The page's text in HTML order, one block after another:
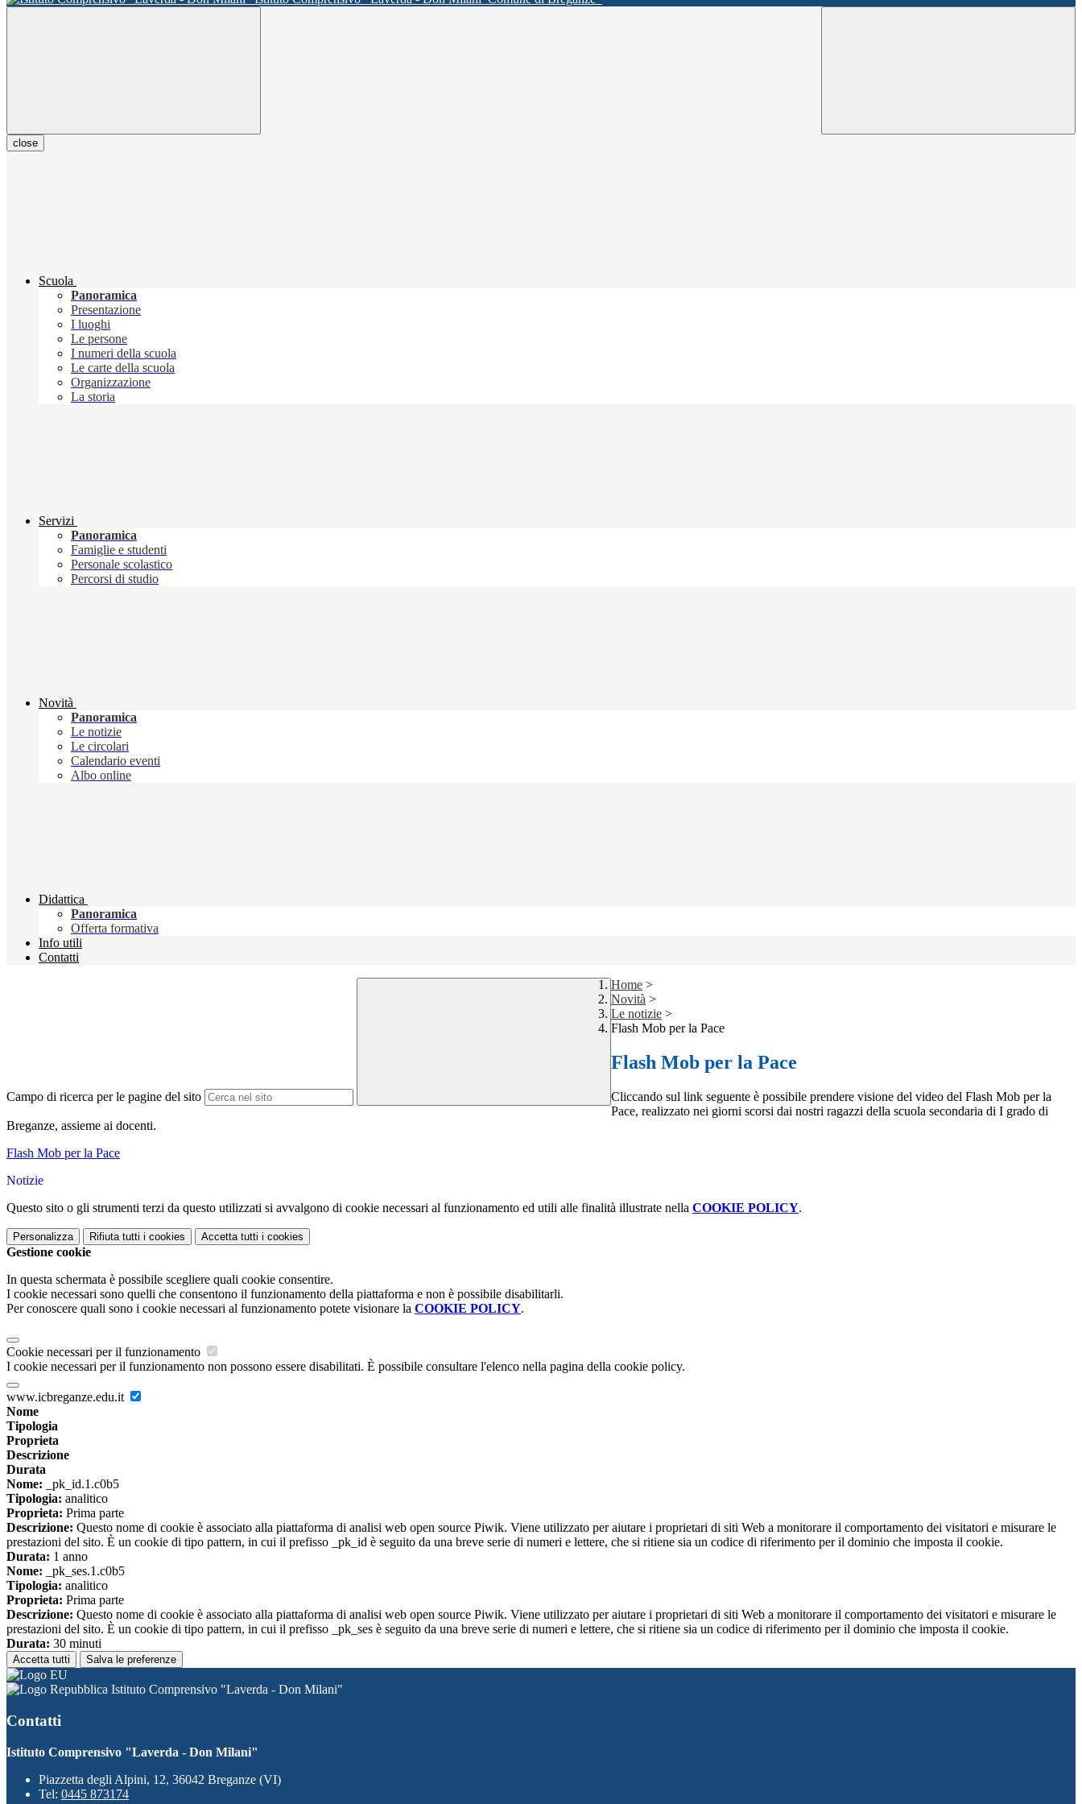
close
Scuola
Panoramica
Presentazione
I luoghi
Le persone
I numeri della scuola
Le carte della scuola
Organizzazione
La storia
Servizi
Panoramica
Famiglie e studenti
Personale scolastico
Percorsi di studio
Novità
Panoramica
Le notizie
Le circolari
Calendario eventi
Albo online
Didattica
Panoramica
Offerta formativa
Info utili
Contatti
Campo di ricerca per le pagine del sito
Home >
Novità >
Le notizie >
Flash Mob per la Pace
Flash Mob per la Pace
Cliccando sul link seguente è possibile prendere visione del video del Flash Mob per la
Pace, realizzato nei giorni scorsi dai nostri ragazzi della scuola secondaria di I grado di
Breganze, assieme ai docenti.
Flash Mob per la Pace
Notizie
Questo sito o gli strumenti terzi da questo utilizzati si avvalgono di cookie necessari al funzionamento ed utili alle finalità illustrate nella COOKIE POLICY.
Personalizza Rifiuta tutti i cookies Accetta tutti i cookies
Gestione cookie
In questa schermata è possibile scegliere quali cookie consentire.
I cookie necessari sono quelli che consentono il funzionamento della piattaforma e non è possibile disabilitarli.
Per conoscere quali sono i cookie necessari al funzionamento potete visionare la COOKIE POLICY.
Cookie necessari per il funzionamento
I cookie necessari per il funzionamento non possono essere disabilitati. È possibile consultare l'elenco nella pagina della cookie policy.
www.icbreganze.edu.it
Nome
Tipologia
Proprieta
Descrizione
Durata
Nome: _pk_id.1.c0b5
Tipologia: analitico
Proprieta: Prima parte
Descrizione: Questo nome di cookie è associato alla piattaforma di analisi web open source Piwik. Viene utilizzato per aiutare i proprietari di siti Web a monitorare il comportamento dei visitatori e misurare le
prestazioni del sito. È un cookie di tipo pattern, in cui il prefisso _pk_id è seguito da una breve serie di numeri e lettere, che si ritiene sia un codice di riferimento per il dominio che imposta il cookie.
Durata: 1 anno
Nome: _pk_ses.1.c0b5
Tipologia: analitico
Proprieta: Prima parte
Descrizione: Questo nome di cookie è associato alla piattaforma di analisi web open source Piwik. Viene utilizzato per aiutare i proprietari di siti Web a monitorare il comportamento dei visitatori e misurare le
prestazioni del sito. È un cookie di tipo pattern, in cui il prefisso _pk_ses è seguito da una breve serie di numeri e lettere, che si ritiene sia un codice di riferimento per il dominio che imposta il cookie.
Durata: 30 minuti
Accetta tutti Salva le preferenze
Istituto Comprensivo "Laverda - Don Milani"
Contatti
Istituto Comprensivo "Laverda - Don Milani"
Piazzetta degli Alpini, 12, 36042 Breganze (VI)
Tel: 0445 873174